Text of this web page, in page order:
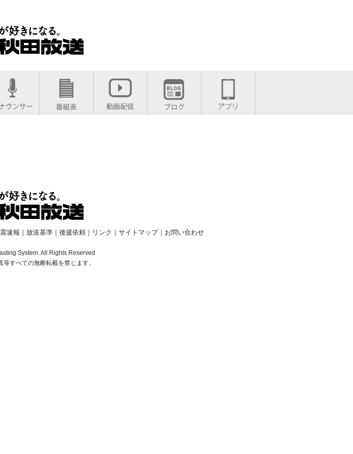
速報 ｜ 放送基準｜ 後援依頼｜ リンク ｜ サイトマップ｜ お問い合わせ
System. All Rights Reserved
すべての無断転載を禁じます。